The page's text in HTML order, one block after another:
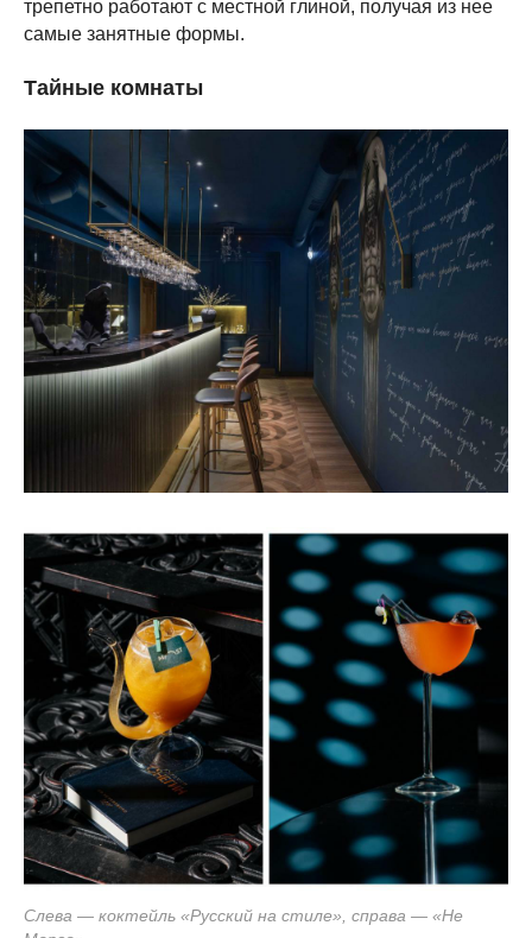
трепетно работают с местной глиной, получая из нее
самые занятные формы.
Тайные комнаты
Слева — коктейль «Русский на стиле», справа — «Не